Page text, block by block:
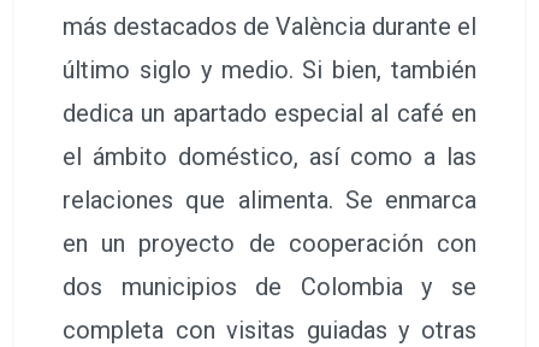
más destacados de València durante el
último siglo y medio. Si bien, también
dedica un apartado especial al café en
el ámbito doméstico, así como a las
relaciones que alimenta. Se enmarca
en un proyecto de cooperación con
dos municipios de Colombia y se
completa con visitas guiadas y otras